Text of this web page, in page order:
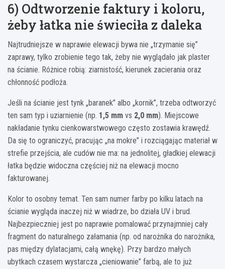
6) Odtworzenie faktury i koloru,
żeby łatka nie świeciła z daleka
Najtrudniejsze w naprawie elewacji bywa nie „trzymanie się”
zaprawy, tylko zrobienie tego tak, żeby nie wyglądało jak plaster
na ścianie. Różnice robią: ziarnistość, kierunek zacierania oraz
chłonność podłoża.
Jeśli na ścianie jest tynk „baranek” albo „kornik”, trzeba odtworzyć
ten sam typ i uziarnienie (np. 1,5 mm vs 2,0 mm). Miejscowe
nakładanie tynku cienkowarstwowego często zostawia krawędź.
Da się to ograniczyć, pracując „na mokre” i rozciągając materiał w
strefie przejścia, ale cudów nie ma: na jednolitej, gładkiej elewacji
łatka będzie widoczna częściej niż na elewacji mocno
fakturowanej.
Kolor to osobny temat. Ten sam numer farby po kilku latach na
ścianie wygląda inaczej niż w wiadrze, bo działa UV i brud.
Najbezpieczniej jest po naprawie pomalować przynajmniej cały
fragment do naturalnego załamania (np. od narożnika do narożnika,
pas między dylatacjami, całą wnękę). Przy bardzo małych
ubytkach czasem wystarcza „cieniowanie” farbą, ale to już